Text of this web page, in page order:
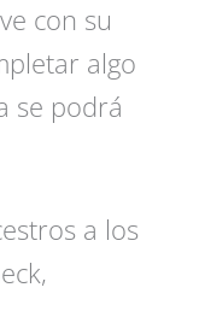
con su
algo
se podrá
a los